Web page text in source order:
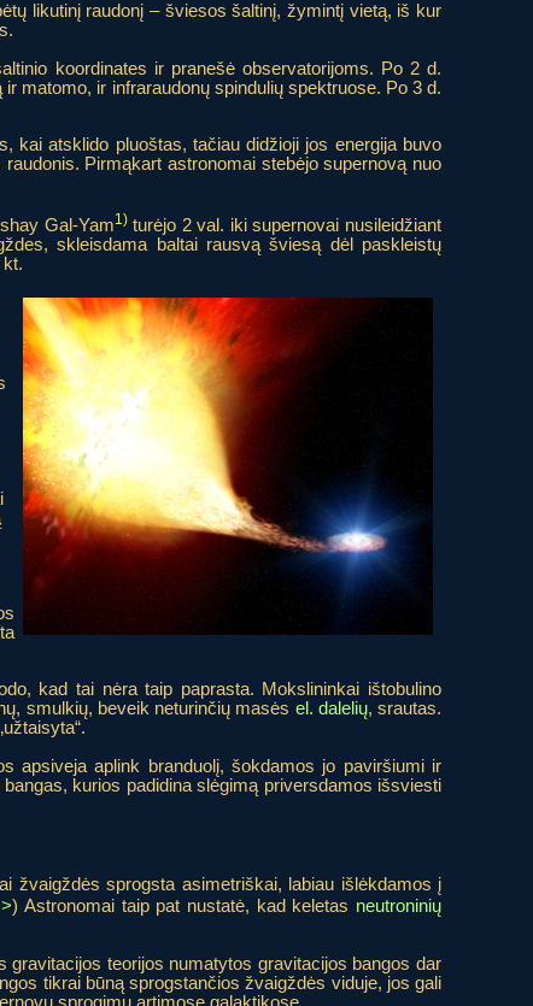
likutinį raudonį – šviesos šaltinį, žymintį vietą, iš kur
koordinates ir pranešė observatorijoms. Po 2 d.
matomo, ir infraraudonų spindulių spektruose. Po 3 d.
kai atsklido pluoštas, tačiau didžioji jos energija buvo
Pirmąkart astronomai stebėjo supernovą nuo
Gal-Yam1)turėjo 2 val. iki supernovai nusileidžiant
skleisdama baltai rausvą šviesą dėl paskleistų
kad tai nėra taip paprasta. Mokslininkai ištobulino
smulkių, beveik neturinčių masės el. dalelių, srautas.
apsiveja aplink branduolį, šokdamos jo paviršiumi ir
kurios padidina slėgimą priversdamos išsviesti
žvaigždės sprogsta asimetriškai, labiau išlėkdamos į
) Astronomai taip pat nustatė, kad keletas neutroninių
gravitacijos teorijos numatytos gravitacijos bangos dar
tikrai būną sprogstančios žvaigždės viduje, jos gali
sprogimų artimose galaktikose.